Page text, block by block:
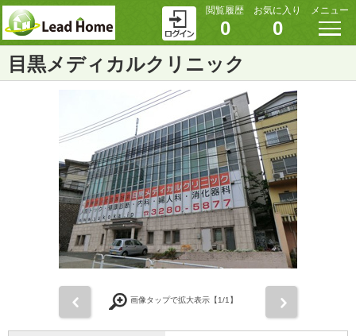
閲覧履歴
0
お気に入り
0
メニュー
目黒メディカルクリニック
画像タップで拡大表示【1/1】